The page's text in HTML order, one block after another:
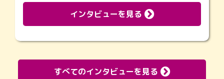
インタビューを見る
すべてのインタビューを見る